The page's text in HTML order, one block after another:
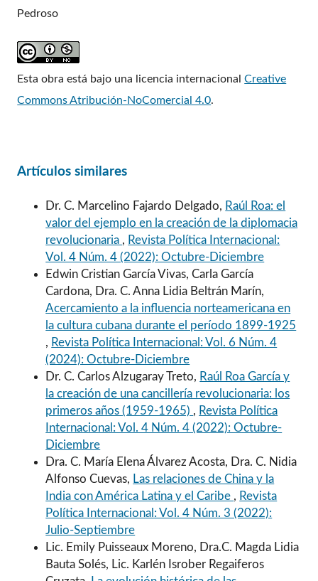
Pedroso
Esta obra está bajo una licencia internacionalCreative
Commons Atribución-NoComercial 4.0.
Artículos similares
Dr. C. Marcelino Fajardo Delgado, Raúl Roa: el
valor del ejemplo en la creación de la diplomacia
revolucionaria , Revista Política Internacional:
Vol. 4 Núm. 4 (2022): Octubre-Diciembre
Edwin Cristian García Vivas, Carla García
Cardona, Dra. C. Anna Lidia Beltrán Marín,
Acercamiento a la influencia norteamericana en
la cultura cubana durante el período 1899-1925
, Revista Política Internacional: Vol. 6 Núm. 4
(2024): Octubre-Diciembre
Dr. C. Carlos Alzugaray Treto, Raúl Roa García y
la creación de una cancillería revolucionaria: los
primeros años (1959-1965) , Revista Política
Internacional: Vol. 4 Núm. 4 (2022): Octubre-
Diciembre
Dra. C. María Elena Álvarez Acosta, Dra. C. Nidia
Alfonso Cuevas, Las relaciones de China y la
India con América Latina y el Caribe , Revista
Política Internacional: Vol. 4 Núm. 3 (2022):
Julio-Septiembre
Lic. Emily Puisseaux Moreno, Dra.C. Magda Lidia
Bauta Solés, Lic. Karlén Isrober Regaiferos